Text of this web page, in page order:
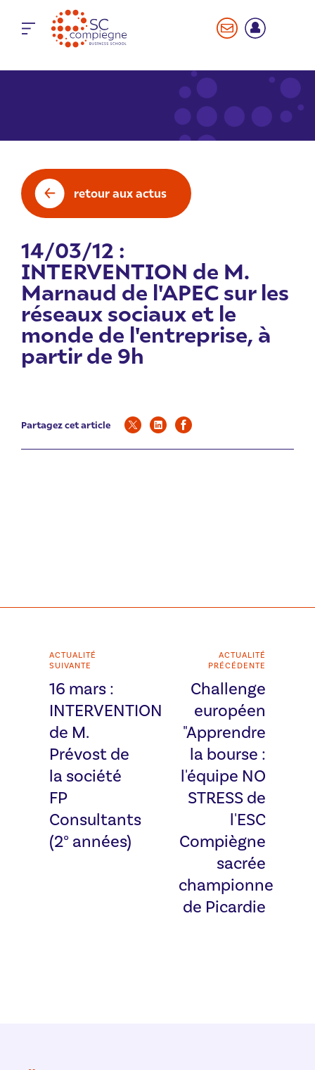
retour aux actus
14/03/12 :
INTERVENTION de M.
Marnaud de l'APEC sur les
réseaux sociaux et le
monde de l'entreprise, à
partir de 9h
Partagez cet article
ACTUALITÉ
SUIVANTE
16 mars :
INTERVENTION
de M.
Prévost de
la société
FP
Consultants
(2° années)
ACTUALITÉ
PRÉCÉDENTE
Challenge
européen
"Apprendre
la bourse :
l'équipe NO
STRESS de
l'ESC
Compiègne
sacrée
championne
de Picardie